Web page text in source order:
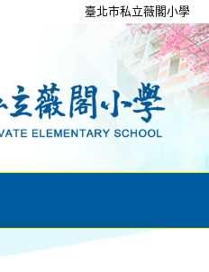
臺北市私立薇閣小學